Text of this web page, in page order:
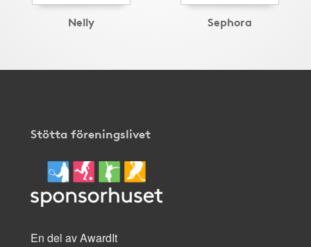
Nelly Sephora
Stötta föreningslivet
En del av AwardIt